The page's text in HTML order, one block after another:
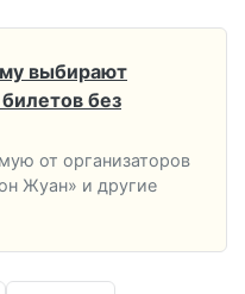
выбирают
без
от организаторов
Жуан» и другие